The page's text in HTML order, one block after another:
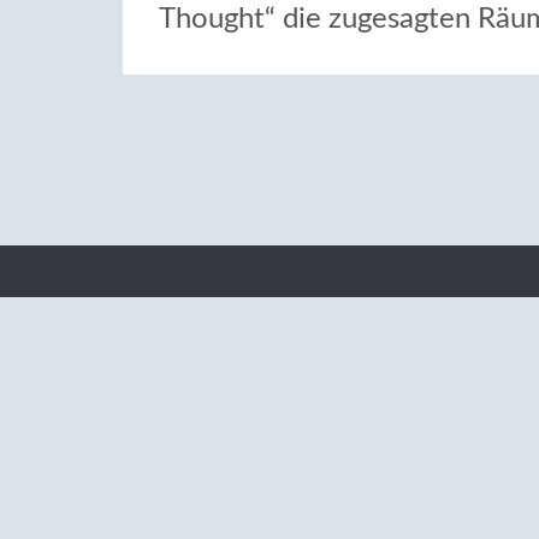
Thought“ die zugesagten